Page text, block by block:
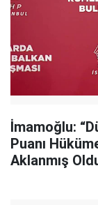
İmamoğlu:
Puanı
Aklanmış